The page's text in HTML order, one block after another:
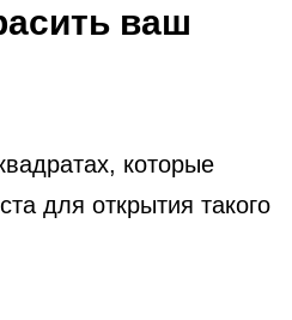
ваш
которые
для открытия такого